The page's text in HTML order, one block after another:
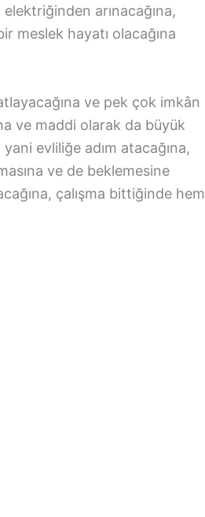
arınacağına,
meslek hayatı olacağına
ve pek çok imkân
ve maddi olarak da büyük
evliliğe adım atacağına,
ve de beklemesine
çalışma bittiğinde hem